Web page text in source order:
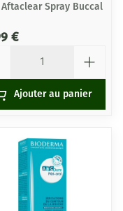
Aftaclear Spray Buccal
€
Ajouter au panier